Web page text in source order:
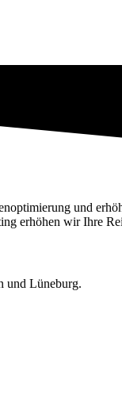
und
erhöhen wir Ihre
und Lüneburg.